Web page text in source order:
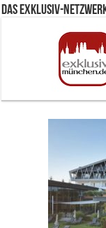
Das Exklusiv-
The Open